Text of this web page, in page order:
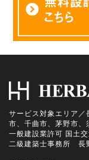
サービス対象エリア／
市、千曲市、茅野市、
一般建設業許可 国土
二級建築士事務所